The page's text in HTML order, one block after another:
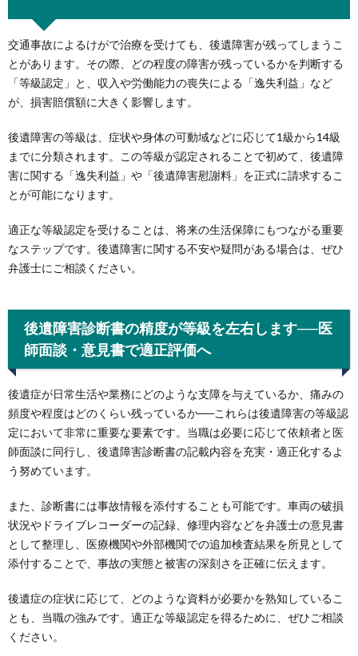
交通事故によるけがで治療を受けても、後遺障害が残ってしまうこ
とがあります。その際、どの程度の障害が残っているかを判断する
「等級認定」と、収入や労働能力の喪失による「逸失利益」など
が、損害賠償額に大きく影響します。
後遺障害の等級は、症状や身体の可動域などに応じて1級から14級
までに分類されます。この等級が認定されることで初めて、後遺障
害に関する「逸失利益」や「後遺障害慰謝料」を正式に請求するこ
とが可能になります。
適正な等級認定を受けることは、将来の生活保障にもつながる重要
なステップです。後遺障害に関する不安や疑問がある場合は、ぜひ
弁護士にご相談ください。
後遺障害診断書の精度が等級を左右します──医
師面談・意見書で適正評価へ
後遺症が日常生活や業務にどのような支障を与えているか、痛みの
頻度や程度はどのくらい残っているか──これらは後遺障害の等級認
定において非常に重要な要素です。当職は必要に応じて依頼者と医
師面談に同行し、後遺障害診断書の記載内容を充実・適正化するよ
う努めています。
また、診断書には事故情報を添付することも可能です。車両の破損
状況やドライブレコーダーの記録、修理内容などを弁護士の意見書
として整理し、医療機関や外部機関での追加検査結果を所見として
添付することで、事故の実態と被害の深刻さを正確に伝えます。
後遺症の症状に応じて、どのような資料が必要かを熟知しているこ
とも、当職の強みです。適正な等級認定を得るために、ぜひご相談
ください。